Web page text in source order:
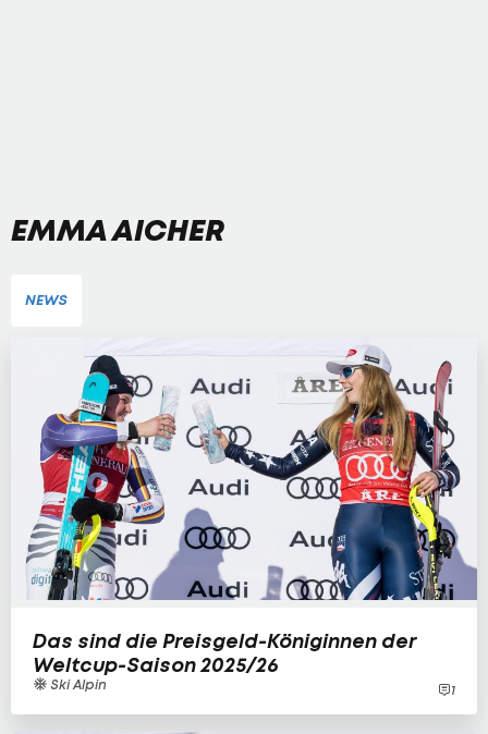
EMMA AICHER
NEWS
Das sind die Preisgeld-Königinnen der
Weltcup-Saison 2025/26
Ski Alpin 1